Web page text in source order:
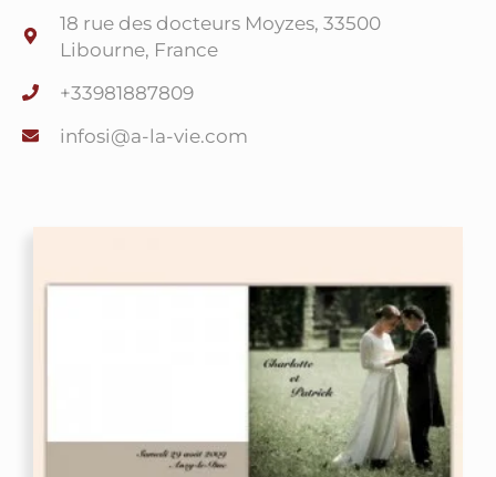
18 rue des docteurs Moyzes, 33500
Libourne, France
+33981887809
moc.eiv-al-a
@isofni